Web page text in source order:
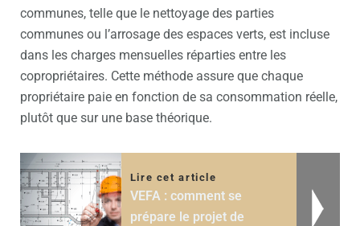
communes, telle que le nettoyage des parties
communes ou l’arrosage des espaces verts, est incluse
dans les charges mensuelles réparties entre les
copropriétaires. Cette méthode assure que chaque
propriétaire paie en fonction de sa consommation réelle,
plutôt que sur une base théorique.
Lire cet article
VEFA : comment se
prépare le projet de